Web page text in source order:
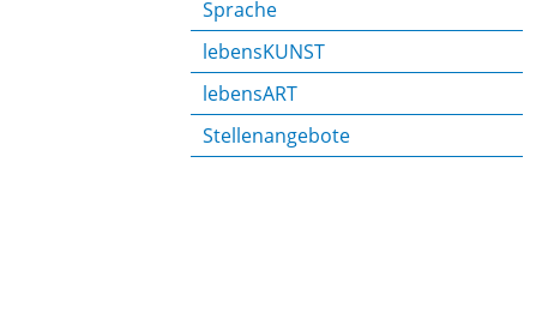
Sprache
lebensKUNST
lebensART
Stellenangebote